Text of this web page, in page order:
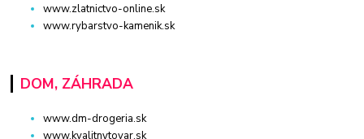
www.zlatnictvo-online.sk
www.rybarstvo-kamenik.sk
DOM, ZÁHRADA
www.dm-drogeria.sk
www.kvalitnytovar.sk